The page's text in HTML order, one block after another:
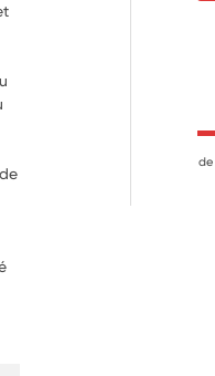
de